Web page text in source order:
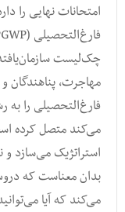
امتحانات نهایی را
چک‌لیست
فارغ‌التحصیلی را
می‌کند متصل کرده
استراتژیک می‌سازد
بدان معناست که
می‌کند که آیا